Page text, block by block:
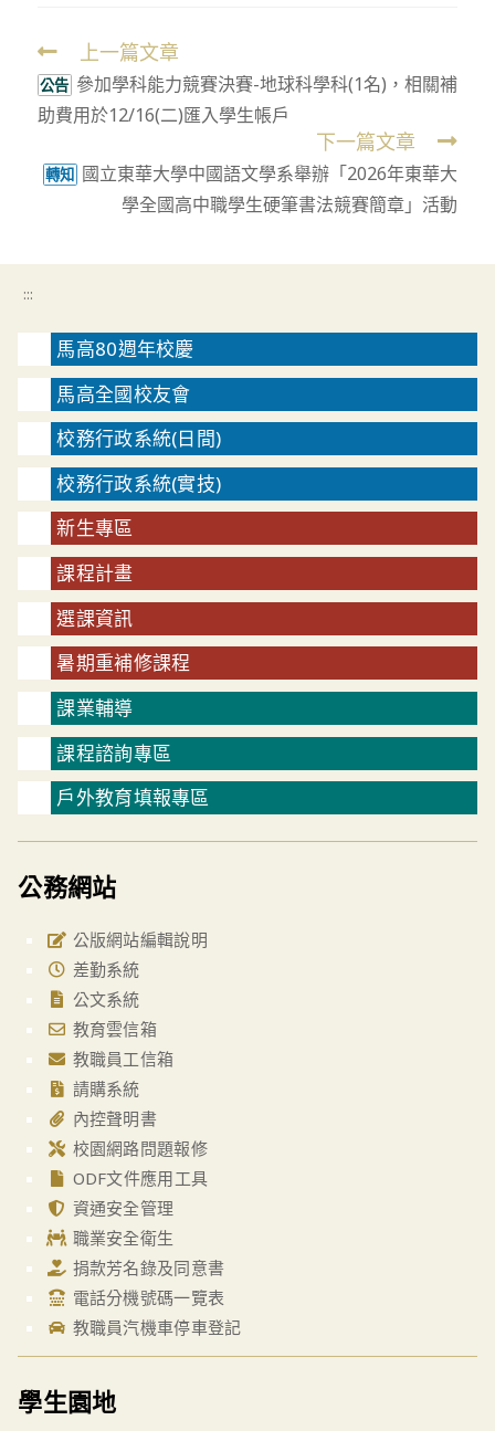
Read
more
articles
上一篇文章
公告 參加學科能力競賽決賽-地球科學科(1名)，相關補
助費用於12/16(二)匯入學生帳戶
下一篇文章
轉知 國立東華大學中國語文學系舉辦「2026年東華大
學全國高中職學生硬筆書法競賽簡章」活動
:::
馬高80週年校慶
馬高全國校友會
校務行政系統(日間)
校務行政系統(實技)
新生專區
課程計畫
選課資訊
暑期重補修課程
課業輔導
課程諮詢專區
戶外教育填報專區
公務網站
公版網站編輯說明
差勤系統
公文系統
教育雲信箱
教職員工信箱
請購系統
內控聲明書
校園網路問題報修
ODF文件應用工具
資通安全管理
職業安全衛生
捐款芳名錄及同意書
電話分機號碼一覽表
教職員汽機車停車登記
學生園地